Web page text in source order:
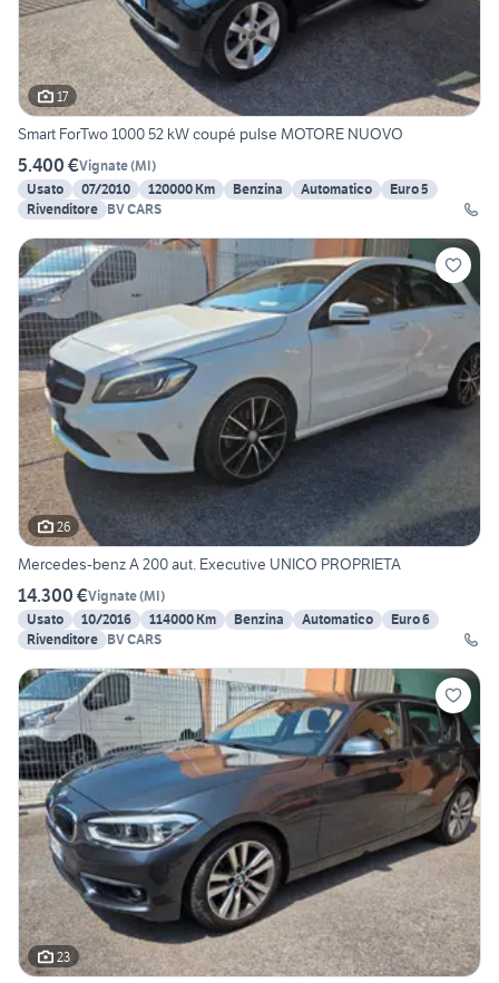
17
Smart ForTwo 1000 52 kW coupé pulse MOTORE NUOVO
5.400 €Vignate(MI)
Usato
07/2010 120000 Km Benzina Automatico
Euro 5
Rivenditore BV CARS
26
Mercedes-benz A 200 aut. Executive UNICO PROPRIETA
14.300 €Vignate(MI)
Usato
10/2016 114000 Km Benzina Automatico
Euro 6
Rivenditore BV CARS
23